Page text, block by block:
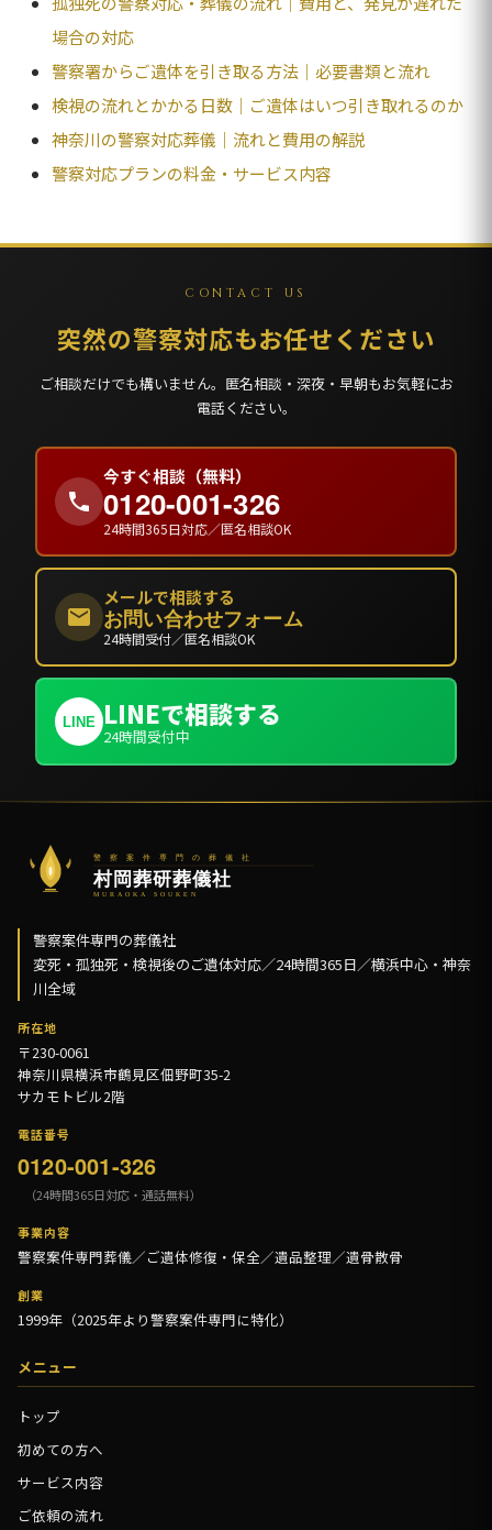
場合の対応
警察署からご遺体を引き取る方法｜必要書類と流れ
検視の流れとかかる日数｜ご遺体はいつ引き取れるのか
神奈川の警察対応葬儀｜流れと費用の解説
警察対応プランの料金・サービス内容
CONTACT US
突然の警察対応もお任せください
ご相談だけでも構いません。匿名相談・深夜・早朝もお気軽にお
電話ください。
今すぐ相談（無料）
0120-001-326
24時間365日対応／匿名相談OK
メールで相談する
お問い合わせフォーム
24時間受付／匿名相談OK
LINE LINEで相談する
24時間受付中
警察案件専門の葬儀社
変死・孤独死・検視後のご遺体対応／24時間365日／横浜中心・神奈
川全域
所在地
〒230-0061
神奈川県横浜市鶴見区佃野町35-2
サカモトビル2階
電話番号
0120-001-326
（24時間365日対応・通話無料）
事業内容
警察案件専門葬儀／ご遺体修復・保全／遺品整理／遺骨散骨
創業
1999年（2025年より警察案件専門に特化）
メニュー
トップ
初めての方へ
サービス内容
ご依頼の流れ